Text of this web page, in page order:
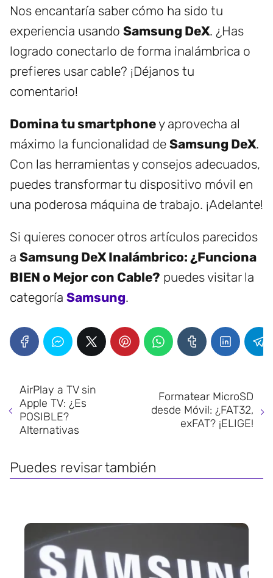
Nos encantaría saber cómo ha sido tu
experiencia usando Samsung DeX. ¿Has
logrado conectarlo de forma inalámbrica o
prefieres usar cable? ¡Déjanos tu
comentario!
Domina tu smartphoney aprovecha al
máximo la funcionalidad de Samsung DeX.
Con las herramientas y consejos adecuados,
puedes transformar tu dispositivo móvil en
una poderosa máquina de trabajo. ¡Adelante!
Si quieres conocer otros artículos parecidos
a Samsung DeX Inalámbrico: ¿Funciona
BIEN o Mejor con Cable? puedes visitar la
categoría Samsung.
AirPlay a TV sin
Apple TV: ¿Es
POSIBLE?
Alternativas
Formatear MicroSD
desde Móvil: ¿FAT32,
exFAT? ¡ELIGE!
Puedes revisar también